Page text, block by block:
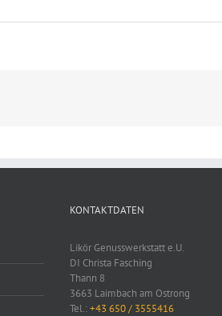
KONTAKTDATEN
Likör Genusswerkstatt e.U.
DI Christa Fasching
Thann 8
3663 Laimbach am Ostrong
Tel.:+43 650 / 3555416